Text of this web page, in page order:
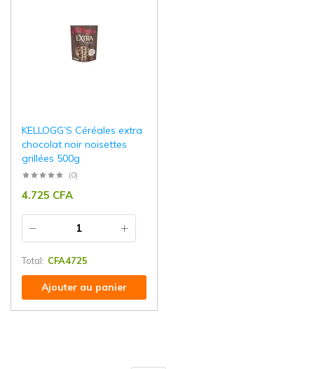
KELLOGG’S Céréales extra
chocolat noir noisettes
grillées 500g
(0)
4.725 CFA
Total: CFA4725
Ajouter au panier